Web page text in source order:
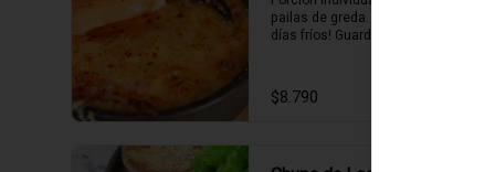
pailas de greda. Perfectos para los
días fríos! Guarda bien las pailas de
$8.790